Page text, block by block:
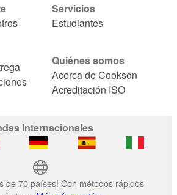
Servicios
Estudiantes
Quiénes somos
Acerca de Cookson
Acreditación ISO
Internacionales
de 70 países! Con métodos rápidos